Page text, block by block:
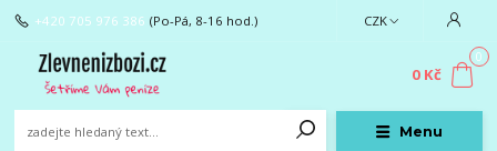
Menu
CZK
+420 705 976 386 (Po-Pá, 8-16 hod.)
0
0 Kč